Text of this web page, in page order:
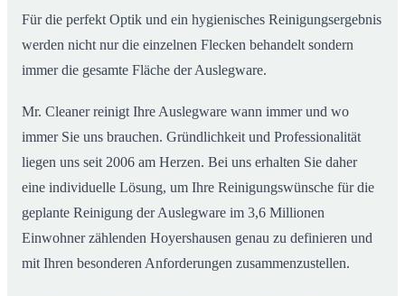
Für die perfekt Optik und ein hygienisches Reinigungsergebnis
werden nicht nur die einzelnen Flecken behandelt sondern
immer die gesamte Fläche der Auslegware.
Mr. Cleaner reinigt Ihre Auslegware wann immer und wo
immer Sie uns brauchen. Gründlichkeit und Professionalität
liegen uns seit 2006 am Herzen. Bei uns erhalten Sie daher
eine individuelle Lösung, um Ihre Reinigungswünsche für die
geplante Reinigung der Auslegware im 3,6 Millionen
Einwohner zählenden Hoyershausen genau zu definieren und
mit Ihren besonderen Anforderungen zusammenzustellen.